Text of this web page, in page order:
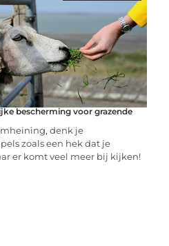
bescherming voor grazende
denk je
zoals een hek dat je
er komt veel meer bij kijken!